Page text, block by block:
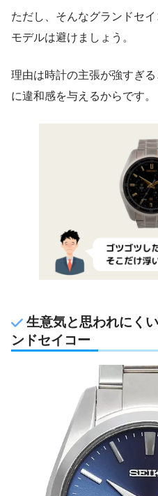
ただし、そんなグランドセ
モデルは避けましょう。
理由は時計の主張が強すぎ
に違和感を与えるからです。
生意気と思われにく
ンドセイコー